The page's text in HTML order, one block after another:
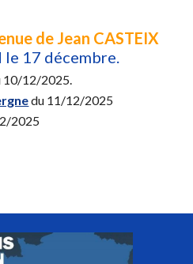
de Jean CASTEIX
17 décembre.
10/12/2025.
du 11/12/2025
2025